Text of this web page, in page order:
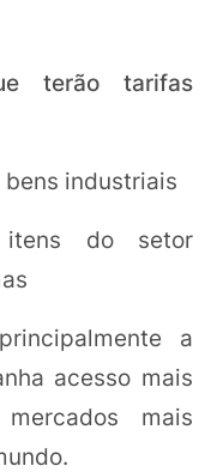
terão tarifas
bens industriais
do setor
a
acesso mais
mais